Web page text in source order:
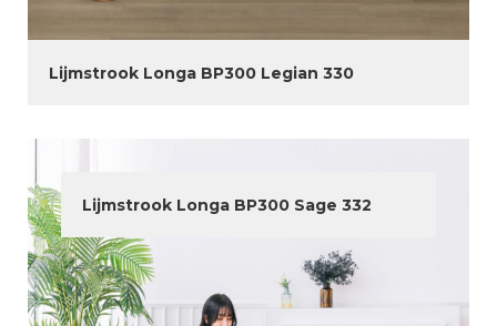
Lijmstrook Longa BP300 Legian 330
Lijmstrook Longa BP300 Sage 332